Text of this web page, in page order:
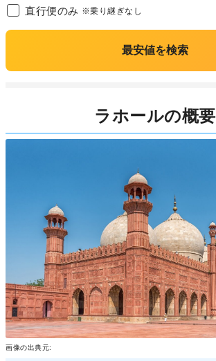
直行便のみ ※乗り継ぎなし
最安値を検索
ラホールの概要
画像の出典元: